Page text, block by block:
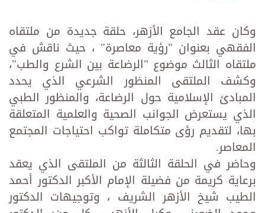
وكان عقد الجامع الأزهر، حلقة جديدة من ملتقاه
الفقهي بعنوان "رؤية معاصرة" ، حيث ناقش في
ملتقاه الثالث موضوع "الرضاعة بين الشرع والطب"،
وكشف الملتقى المنظور الشرعي الذي يحدد
المبادئ الإسلامية حول الرضاعة، والمنظور الطبي
الذي يستعرض الجوانب الصحية والعلمية المتعلقة
بها، لتقديم رؤى متكاملة تواكب احتياجات المجتمع
المعاصر.
وحاضر في الحلقة الثالثة من الملتقى الذي يعقد
برعاية كريمة من فضيلة الإمام الأكبر الدكتور أحمد
الطيب شيخ الأزهر الشريف ، وتوجيهات الدكتور